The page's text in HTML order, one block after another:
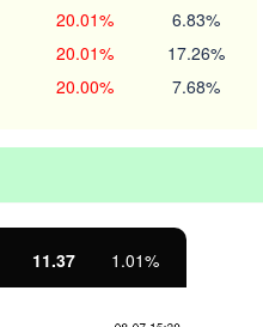
20.01% 6.83%
20.01% 17.26%
20.00% 7.68%
11.37 1.01%